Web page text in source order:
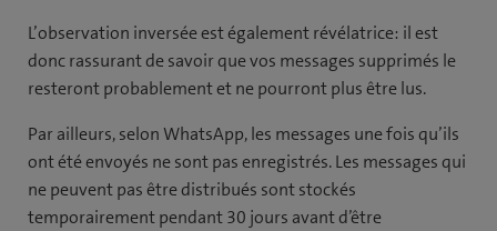
L’observation inversée est également révélatrice: il est
donc rassurant de savoir que vos messages supprimés le
resteront probablement et ne pourront plus être lus.
Par ailleurs, selon WhatsApp, les messages une fois qu’ils
ont été envoyés ne sont pas enregistrés. Les messages qui
ne peuvent pas être distribués sont stockés
temporairement pendant 30 jours avant d’être